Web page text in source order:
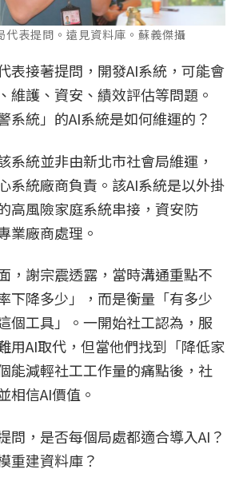
代表提問。遠見資料庫。蘇義傑攝
表接著提問，開發AI系統，可能會
維護、資安、績效評估等問題。
系統」的AI系統是如何維運的？
系統並非由新北市社會局維運，
系統廠商負責。該AI系統是以外掛
高風險家庭系統串接，資安防
業廠商處理。
，謝宗震透露，當時溝通重點不
下降多少」，而是衡量「有多少
個工具」。一開始社工認為，服
用AI取代，但當他們找到「降低家
能減輕社工工作量的痛點後，社
相信AI價值。
問，是否每個局處都適合導入AI？
重建資料庫？